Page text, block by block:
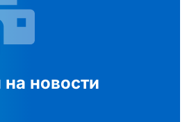
новости